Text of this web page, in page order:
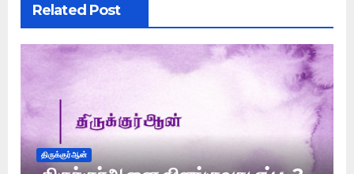
Related Post
திருக்குர்ஆன்